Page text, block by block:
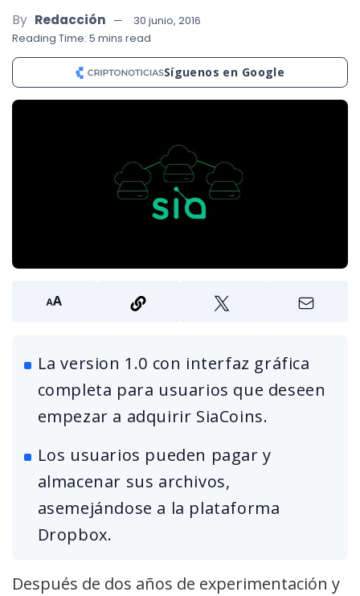
By Redacción
30 junio, 2016
Reading Time: 5 mins read
Síguenos en Google
La version 1.0 con interfaz gráfica
completa para usuarios que deseen
empezar a adquirir SiaCoins.
Los usuarios pueden pagar y
almacenar sus archivos,
asemejándose a la plataforma
Dropbox.
Después de dos años de experimentación y